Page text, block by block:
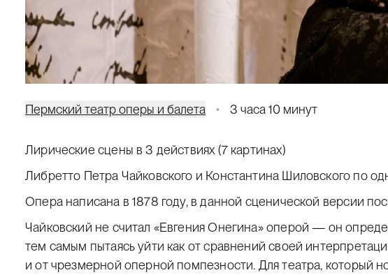
Пермский театр оперы и балета 3 часа 10 минут
Лирические сцены в 3 действиях (7 картинах)
Либретто Петра Чайковского и Константина Шиловского по
Опера написана в 1878 году, в данной сценической версии
Чайковский не считал «Евгения Онегина» оперой — он
тем самым пытаясь уйти как от сравнений своей
и от чрезмерной оперной помпезности. Для театра, который